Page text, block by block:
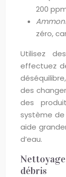
200
zéro,
Utilisez
effectuez
des
des
système
aide
d’eau.
débris